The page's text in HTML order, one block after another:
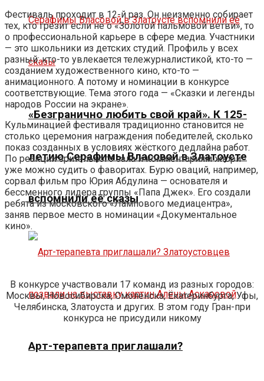
«Безгранично любить свой край». К 125-
летию Серафимы Власовой в Златоусте
вспомнили её сказы
Арт-терапевта приглашали?
Фестиваль проходит в 12-й раз. Он неизменно собирает
тех, кто грезит если не о «Золотой пальмовой ветви», то
о профессиональной карьере в сфере медиа. Участники
— это школьники из детских студий. Профиль у всех
разный: кто-то увлекается тележурналистикой, кто-то —
созданием художественного кино, кто-то —
анимационного. А потому и номинации в конкурсе
соответствующие. Тема этого года — «Сказки и легенды
народов России на экране».
Кульминацией фестиваля традиционно становится не
столько церемония награждения победителей, сколько
показ созданных в условиях жёсткого дедлайна работ.
По реакции зрительного зала и комментариям жюри
уже можно судить о фаворитах. Бурю оваций, например,
сорвал фильм про Юрия Абдулина — основателя и
бессменного лидера группы «Папа Джек». Его создали
ребята из московского «Лампового медиацентра»,
заняв первое место в номинации «Документальное
кино».
В конкурсе участвовали 17 команд из разных городов:
Москвы, Новосибирска, Смоленска, Екатеринбурга, Уфы,
Челябинска, Златоуста и других. В этом году Гран-при
конкурса не присудили никому